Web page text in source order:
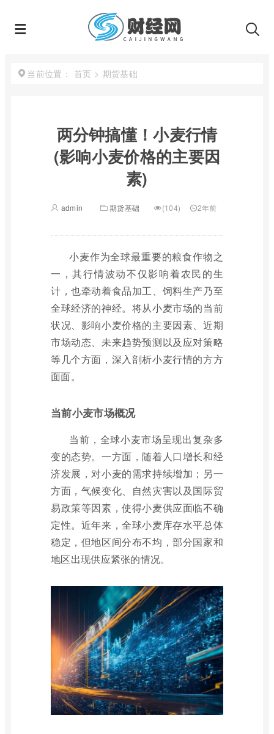
当前位置： 首页 > 期货基础
两分钟搞懂！小麦行情
(影响小麦价格的主要因
素)
admin 期货基础 (104) 2年前
小麦作为全球最重要的粮食作物之
一，其行情波动不仅影响着农民的生
计，也牵动着食品加工、饲料生产乃至
全球经济的神经。将从小麦市场的当前
状况、影响小麦价格的主要因素、近期
市场动态、未来趋势预测以及应对策略
等几个方面，深入剖析小麦行情的方方
面面。
当前小麦市场概况
当前，全球小麦市场呈现出复杂多
变的态势。一方面，随着人口增长和经
济发展，对小麦的需求持续增加；另一
方面，气候变化、自然灾害以及国际贸
易政策等因素，使得小麦供应面临不确
定性。近年来，全球小麦库存水平总体
稳定，但地区间分布不均，部分国家和
地区出现供应紧张的情况。